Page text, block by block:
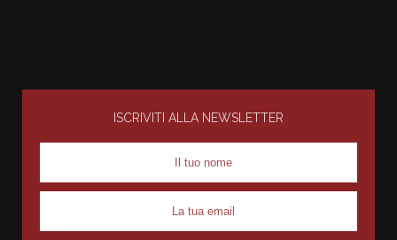
ISCRIVITI ALLA NEWSLETTER